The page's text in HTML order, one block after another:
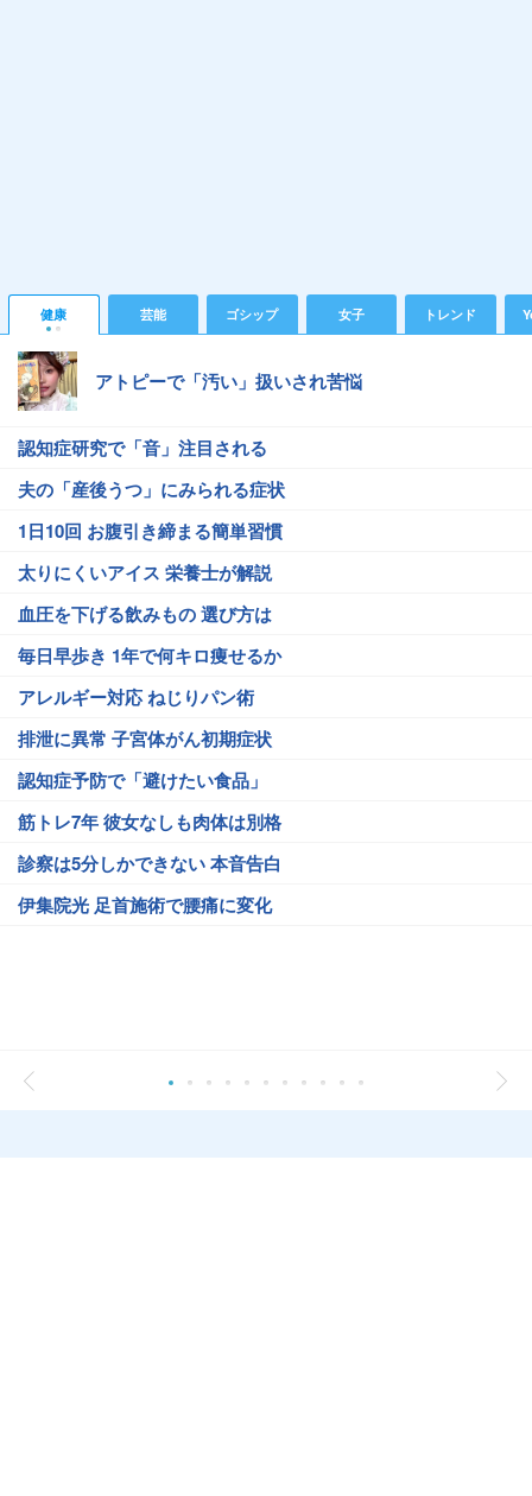
健康 芸能 ゴシップ 女子 トレンド
アトピーで「汚い」扱いされ苦悩
認知症研究で「音」注目される
夫の「産後うつ」にみられる症状
1日10回 お腹引き締まる簡単習慣
太りにくいアイス 栄養士が解説
血圧を下げる飲みもの 選び方は
毎日早歩き 1年で何キロ痩せるか
アレルギー対応 ねじりパン術
排泄に異常 子宮体がん初期症状
認知症予防で「避けたい食品」
筋トレ7年 彼女なしも肉体は別格
診察は5分しかできない 本音告白
伊集院光 足首施術で腰痛に変化